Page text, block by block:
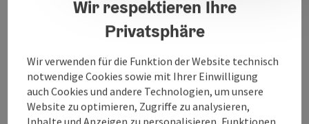
Badegruber ist Arbeitsplatz für zwölf Menschen mit
Beeinträchtigung, die von Mitarbeiter:innen
unterstützt werden. Er ist auch ein GLS PaketShop-
Partner.
Wir respektieren Ihre
Privatsphäre
Wir verwenden für die Funktion der Website technisch
notwendige Cookies sowie mit Ihrer Einwilligung
auch Cookies und andere Technologien, um unsere
Website zu optimieren, Zugriffe zu analysieren,
Inhalte und Anzeigen zu personalisieren, Funktionen